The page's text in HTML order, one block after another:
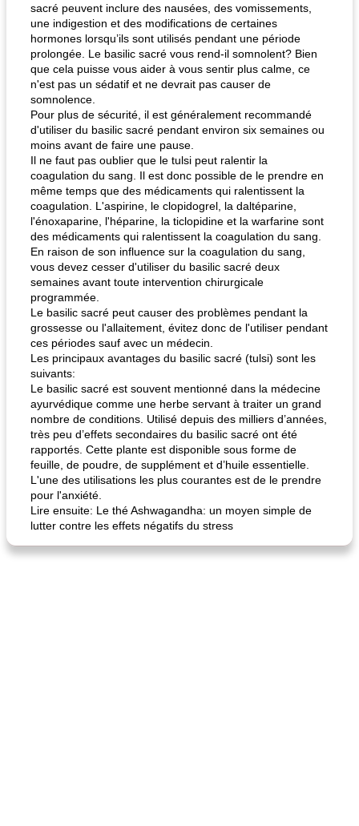
quinoa petit déjeuner méditerranéen
sacré peuvent inclure des nausées, des vomissements,
une indigestion et des modifications de certaines
hormones lorsqu’ils sont utilisés pendant une période
prolongée. Le basilic sacré vous rend-il somnolent? Bien
que cela puisse vous aider à vous sentir plus calme, ce
n'est pas un sédatif et ne devrait pas causer de
somnolence.
Pour plus de sécurité, il est généralement recommandé
d'utiliser du basilic sacré pendant environ six semaines ou
moins avant de faire une pause.
Il ne faut pas oublier que le tulsi peut ralentir la
coagulation du sang. Il est donc possible de le prendre en
même temps que des médicaments qui ralentissent la
coagulation. L'aspirine, le clopidogrel, la daltéparine,
l'énoxaparine, l'héparine, la ticlopidine et la warfarine sont
des médicaments qui ralentissent la coagulation du sang.
En raison de son influence sur la coagulation du sang,
vous devez cesser d'utiliser du basilic sacré deux
semaines avant toute intervention chirurgicale
programmée.
Le basilic sacré peut causer des problèmes pendant la
grossesse ou l'allaitement, évitez donc de l'utiliser pendant
ces périodes sauf avec un médecin.
Les principaux avantages du basilic sacré (tulsi) sont les
suivants:
Le basilic sacré est souvent mentionné dans la médecine
ayurvédique comme une herbe servant à traiter un grand
nombre de conditions. Utilisé depuis des milliers d’années,
très peu d’effets secondaires du basilic sacré ont été
rapportés. Cette plante est disponible sous forme de
feuille, de poudre, de supplément et d’huile essentielle.
L'une des utilisations les plus courantes est de le prendre
pour l'anxiété.
Lire ensuite: Le thé Ashwagandha: un moyen simple de
lutter contre les effets négatifs du stress